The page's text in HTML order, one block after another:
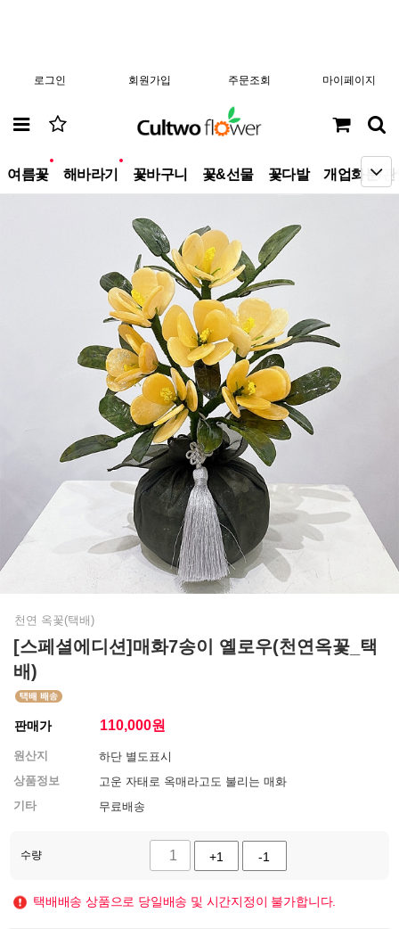
로그인 회원가입 주문조회 마이페이지
여름꽃 해바라기 꽃바구니 꽃&선물 꽃다발 개업화분/
천연 옥꽃(택배)
[스페셜에디션]매화7송이 옐로우(천연옥꽃_택
배)
판매가 110,000원
원산지
하단 별도표시
상품정보
고운 자태로 옥매라고도 불리는 매화
기타
무료배송
수량 +1 -1
택배배송 상품으로 당일배송 및 시간지정이 불가합니다.